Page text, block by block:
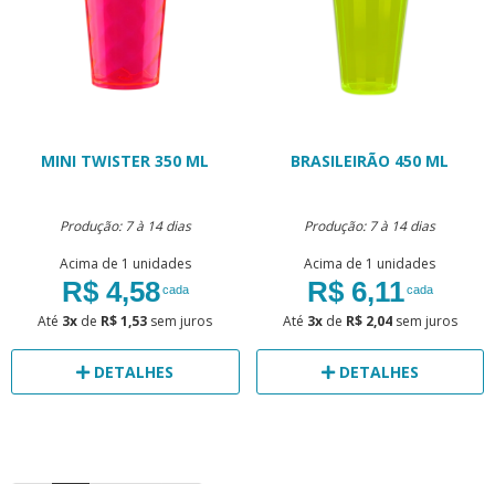
MINI TWISTER 350 ML
Produção: 7 à 14 dias
Acima de 1 unidades
R$ 4,58cada
Até 3x de R$ 1,53 sem juros
DETALHES
BRASILEIRÃO 450 ML
Produção: 7 à 14 dias
Acima de 1 unidades
R$ 6,11cada
Até 3xde R$ 2,04sem juros
DETALHES